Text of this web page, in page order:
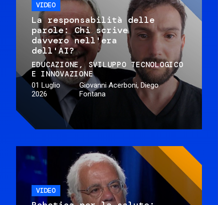
VIDEO
La responsabilità delle
parole: Chi scrive
davvero nell'era
dell'AI?
EDUCAZIONE
SVILUPPO TECNOLOGICO
E INNOVAZIONE
01 Luglio
2026
Giovanni Acerboni, Diego
Fontana
VIDEO